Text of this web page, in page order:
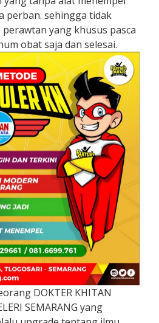
perban. sehingga tidak
yang khusus pasca
obat saja dan selesai.
DOKTER KHITAN
SEMARANG yang